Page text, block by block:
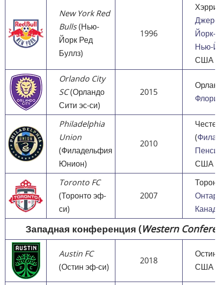
New York Red
Bulls(Нью-
Йорк Ред
Буллз)
1996
Йорк-
Нью-
США
Orlando City
SC(Орландо
Сити эс-си)
2015
Philadelphia
Union
(Филадельфия
Юнион)
2010
(
США
Toronto FC
(Торонто эф-
си)
2007
Западная конференция (Western
Austin FC
(Остин эф-си)
2018
США